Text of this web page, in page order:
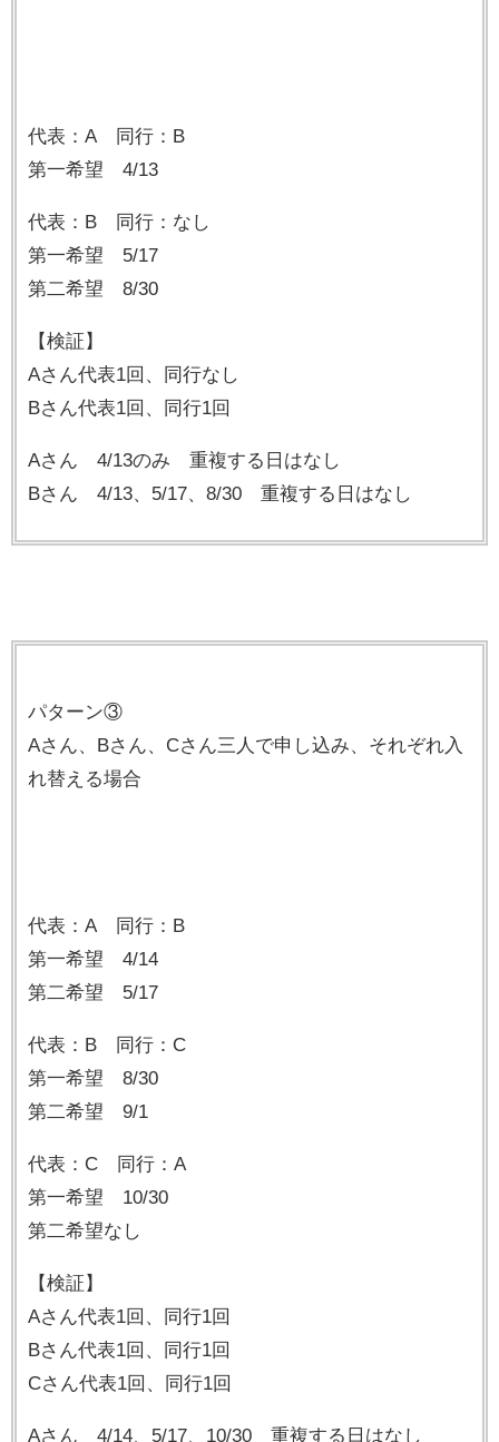
代表：A 同行：B
第一希望 4/13
代表：B 同行：なし
第一希望 5/17
第二希望 8/30
【検証】
Aさん代表1回、同行なし
Bさん代表1回、同行1回
Aさん 4/13のみ 重複する日はなし
Bさん 4/13、5/17、8/30 重複する日はなし
パターン③
Aさん、Bさん、Cさん三人で申し込み、それぞれ入
れ替える場合
代表：A 同行：B
第一希望 4/14
第二希望 5/17
代表：B 同行：C
第一希望 8/30
第二希望 9/1
代表：C 同行：A
第一希望 10/30
第二希望なし
【検証】
Aさん代表1回、同行1回
Bさん代表1回、同行1回
Cさん代表1回、同行1回
Aさん 4/14、5/17、10/30 重複する日はなし